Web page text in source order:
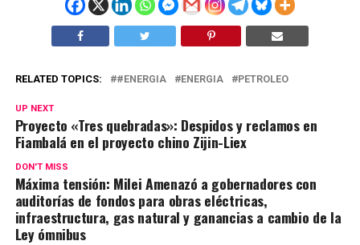
RELATED TOPICS: #ENERGIA ENERGIA PETROLEO
UP NEXT
Proyecto «Tres quebradas»: Despidos y reclamos en
Fiambalá en el proyecto chino Zijin-Liex
DON'T MISS
Máxima tensión: Milei Amenazó a gobernadores con
auditorías de fondos para obras eléctricas,
infraestructura, gas natural y ganancias a cambio de la
Ley ómnibus